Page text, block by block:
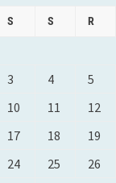
S S R
3
4 5
10
11 12
17
18 19
24
25 26